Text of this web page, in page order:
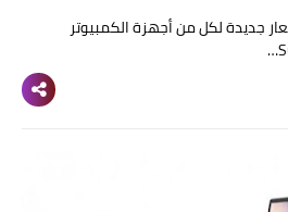
جديدة لكل من أجهزة الكمبيوتر